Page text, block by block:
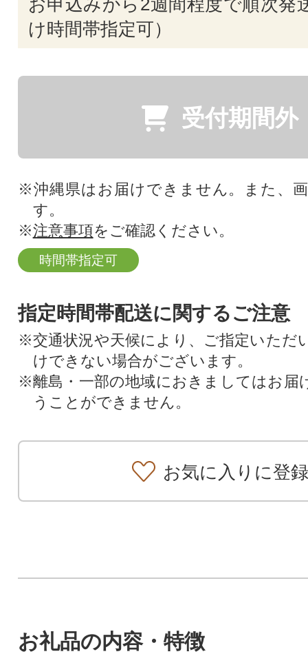
お申込みから2週間程度で順次発
け時間帯指定可）
受付期間外
※沖縄県はお届けできません。また、
す。
※注意事項をご確認ください。
時間帯指定可
指定時間帯配送に関するご注意
※交通状況や天候により、ご指定いただ
けできない場合がございます。
※離島・一部の地域におきましてはお届
うことができません。
お気に入りに登録
お礼品の内容・特徴